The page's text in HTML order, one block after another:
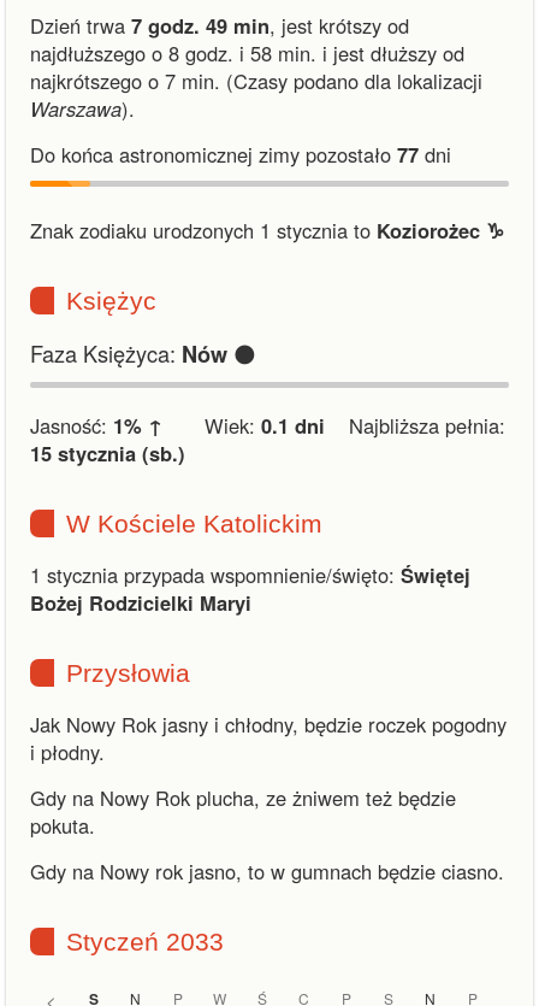
Dzień trwa 7 godz. 49 min, jest krótszy od
najdłuższego o 8 godz. i 58 min. i jest dłuższy od
najkrótszego o 7 min. (Czasy podano dla lokalizacji
Warszawa).
Do końca astronomicznej zimy pozostało 77 dni
Znak zodiaku urodzonych 1 stycznia to Koziorożec ♑︎
Księżyc
Faza Księżyca: Nów 🌑
Jasność: 1% ↑ Wiek: 0.1 dni Najbliższa pełnia:
15 stycznia (sb.)
W Kościele Katolickim
1 stycznia przypada wspomnienie/święto: Świętej
Bożej Rodzicielki Maryi
Przysłowia
Jak Nowy Rok jasny i chłodny, będzie roczek pogodny
i płodny.
Gdy na Nowy Rok plucha, ze żniwem też będzie
pokuta.
Gdy na Nowy rok jasno, to w gumnach będzie ciasno.
Styczeń 2033
< S N P W Ś C P S N P